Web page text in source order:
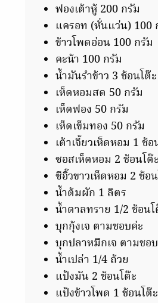
ฟองเต้าหู้ 200 กรัม
แครอท (หั่นแว่น) 100
ข้าวโพดอ่อน 100 กรัม
คะน้า 100 กรัม
น้ำมันรำข้าว 3 ช้อนโต๊ะ
เห็ดหอมสด 50 กรัม
เห็ดฟอง 50 กรัม
เห็ดเข็มทอง 50 กรัม
เต้าเจี้ยวเห็ดหอม 1 ช้อ
ซอสเห็ดหอม 2 ช้อนโต๊ะ
ซีอิ๊วขาวเห็ดหอม 2 ช้อ
น้ำต้มผัก 1 ลิตร
น้ำตาลทราย 1/2 ช้อน
บุกกุ้งเจ ตามชอบค่ะ
บุกปลาหมึกเจ ตามชอ
น้ำเปล่า 1/4 ถ้วย
แป้งมัน 2 ช้อนโต๊ะ
แป้งข้าวโพด 1 ช้อนโต๊ะ